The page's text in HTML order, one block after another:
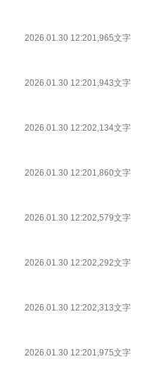
2026.01.30 12:201,965文字
2026.01.30 12:201,943文字
2026.01.30 12:202,134文字
2026.01.30 12:201,860文字
2026.01.30 12:202,579文字
2026.01.30 12:202,292文字
2026.01.30 12:202,313文字
2026.01.30 12:201,975文字